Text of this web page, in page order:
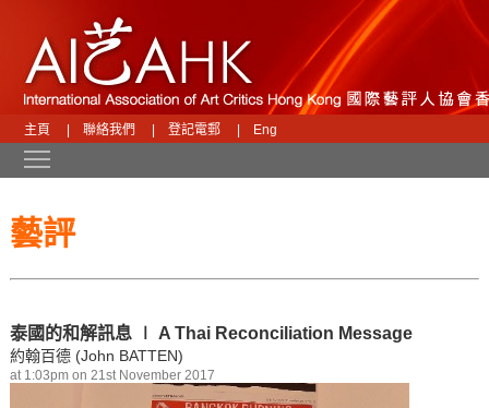
主頁 聯絡我們 登記電郵 Eng
藝評
泰國的和解訊息 ∣ A Thai Reconciliation Message
約翰百德 (John BATTEN)
at 1:03pm on 21st November 2017